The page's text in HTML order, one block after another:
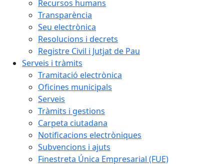
Recursos humans
Transparència
Seu electrònica
Resolucions i decrets
Registre Civil i Jutjat de Pau
Serveis i tràmits
Tramitació electrònica
Oficines municipals
Serveis
Tràmits i gestions
Carpeta ciutadana
Notificacions electròniques
Subvencions i ajuts
Finestreta Única Empresarial (FUE)